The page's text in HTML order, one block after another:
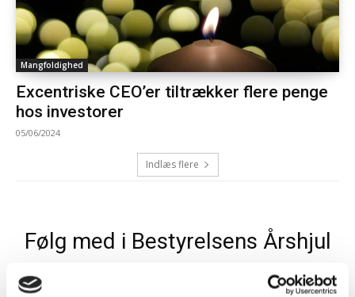
Mangfoldighed
Excentriske CEO’er tiltrækker flere penge
hos investorer
05/06/2024
Indlæs flere
Følg med i Bestyrelsens Årshjul